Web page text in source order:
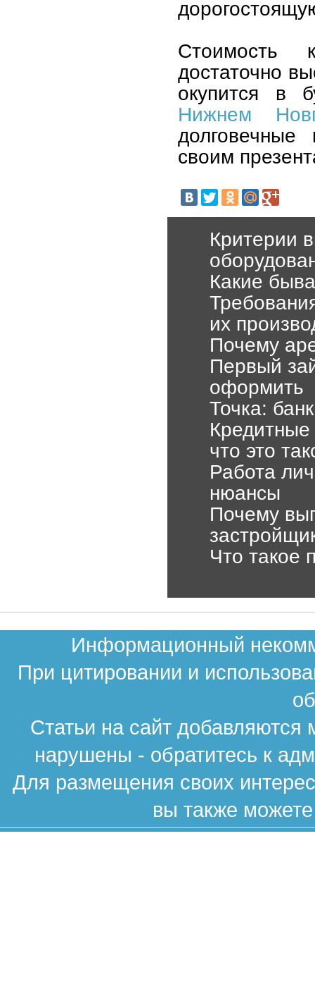
Стоимость
достаточно
окупится в
Нижнем
долговечные
своим
Критерии
Какие
их
Почему
Первый
оформить
Точка:
Кредитные
что это
Работа
нюансы
Почему
Что такое
Информационный
При цитировании и
Статьи на сайт
нарушены - обратитесь к
Для размещения своих
вы также